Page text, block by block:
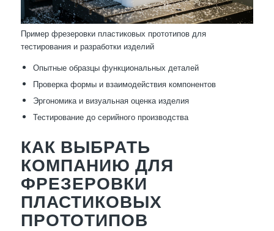
Пример фрезеровки пластиковых прототипов для
тестирования и разработки изделий
Опытные образцы функциональных деталей
Проверка формы и взаимодействия компонентов
Эргономика и визуальная оценка изделия
Тестирование до серийного производства
КАК ВЫБРАТЬ
КОМПАНИЮ ДЛЯ
ФРЕЗЕРОВКИ
ПЛАСТИКОВЫХ
ПРОТОТИПОВ